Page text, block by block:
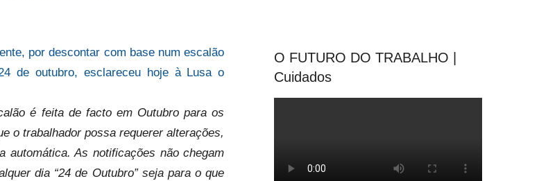
por descontar com base num escalão
de outubro, esclareceu hoje à Lusa o
é feita de facto em Outubro para os
o trabalhador possa requerer alterações,
automática. As notificações não chegam
dia “24 de Outubro” seja para o que
O FUTURO DO TRABALHO |
Cuidados